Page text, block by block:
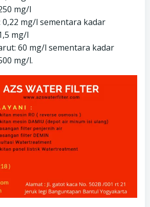
mg/l
0,22 mg/l sementara kadar
mg/l
60 mg/l sementara kadar
mg/l.